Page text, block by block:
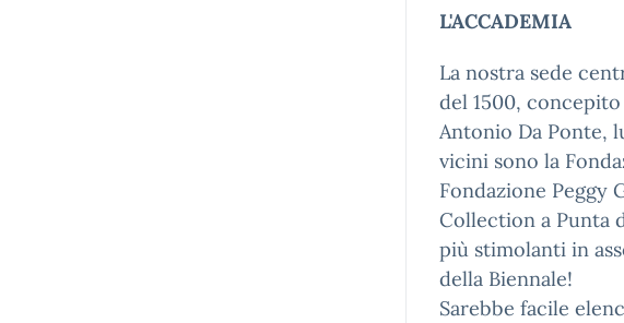
L'ACCADEMIA
La nostra sede
del 1500,
Antonio Da Ponte,
vicini sono la
Fondazione Peggy
Collection a Punta
più stimolanti in
della Biennale!
Sarebbe facile